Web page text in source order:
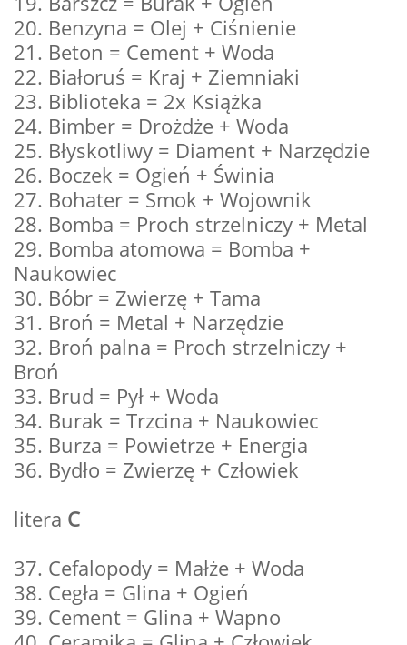
20. Benzyna = Olej + Ciśnienie
21. Beton = Cement + Woda
22. Białoruś = Kraj + Ziemniaki
23. Biblioteka = 2x Książka
24. Bimber = Drożdże + Woda
25. Błyskotliwy = Diament + Narzędzie
26. Boczek = Ogień + Świnia
27. Bohater = Smok + Wojownik
28. Bomba = Proch strzelniczy + Metal
29. Bomba atomowa = Bomba +
Naukowiec
30. Bóbr = Zwierzę + Tama
31. Broń = Metal + Narzędzie
32. Broń palna = Proch strzelniczy +
Broń
33. Brud = Pył + Woda
34. Burak = Trzcina + Naukowiec
35. Burza = Powietrze + Energia
36. Bydło = Zwierzę + Człowiek
litera C
37. Cefalopody = Małże + Woda
38. Cegła = Glina + Ogień
39. Cement = Glina + Wapno